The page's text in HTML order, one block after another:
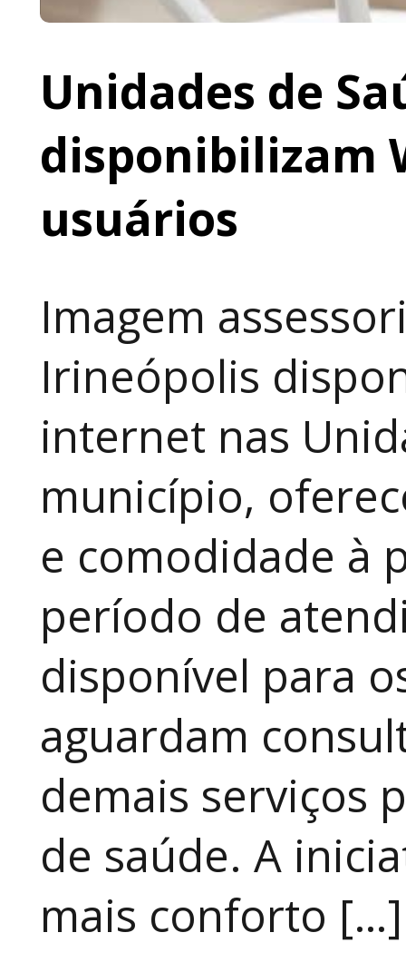
Unidades de
disponibilizam
usuários
Imagem
Irineópolis
internet nas
município,
e comodidade à
período de
disponível para
aguardam
demais serviços
de saúde. A
mais conforto […]